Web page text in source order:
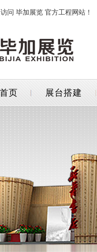
问 毕加展览 官方工程网站！
页 展台搭建